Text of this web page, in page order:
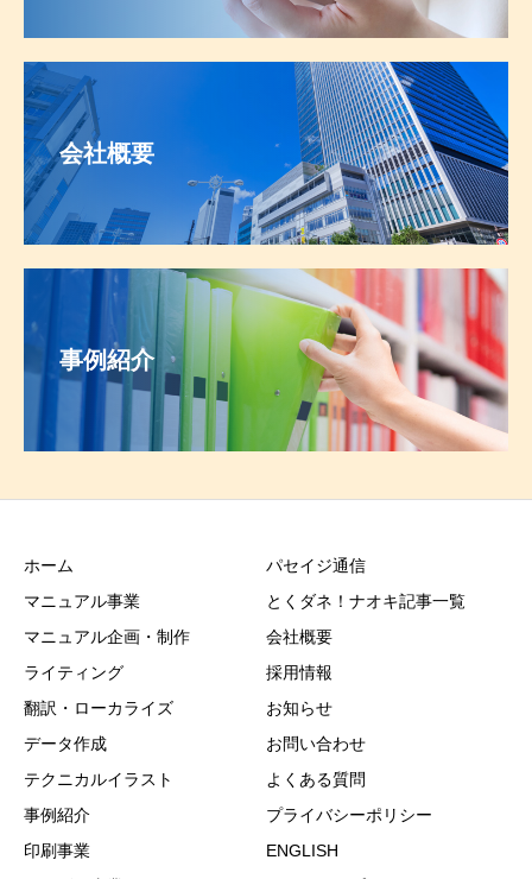
会社概要
事例紹介
ホーム
マニュアル事業
マニュアル企画・制作
ライティング
翻訳・ローカライズ
データ作成
テクニカルイラスト
事例紹介
印刷事業
パセイジ通信
とくダネ！ナオキ記事一覧
会社概要
採用情報
お知らせ
お問い合わせ
よくある質問
プライバシーポリシー
ENGLISH